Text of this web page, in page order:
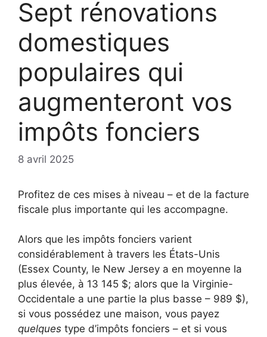
Sept rénovations
domestiques
populaires qui
augmenteront vos
impôts fonciers
8 avril 2025
Profitez de ces mises à niveau – et de la facture
fiscale plus importante qui les accompagne.
Alors que les impôts fonciers varient
considérablement à travers les États-Unis
(Essex County, le New Jersey a en moyenne la
plus élevée, à 13 145 $; alors que la Virginie-
Occidentale a une partie la plus basse – 989 $),
si vous possédez une maison, vous payez
quelques type d’impôts fonciers – et si vous